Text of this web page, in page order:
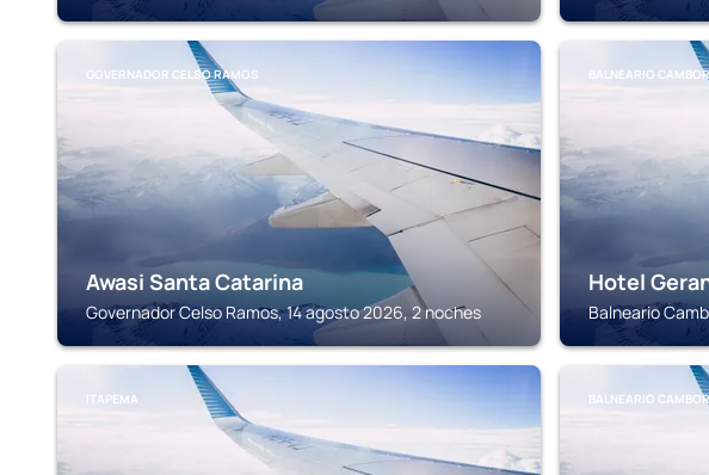
GOVERNADOR CELSO RAMOS
Awasi Santa Catarina
Governador Celso Ramos, 14 agosto 2026, 2 noches
BALNEARIO
Hotel
Balneario
ITAPEMA BALNEARIO